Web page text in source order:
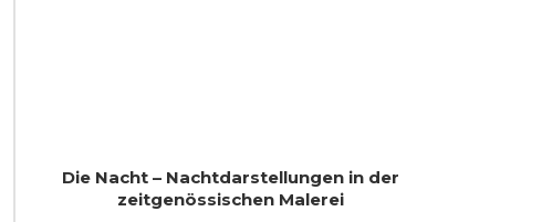
Die Nacht – Nachtdarstellungen in der
zeitgenössischen Malerei